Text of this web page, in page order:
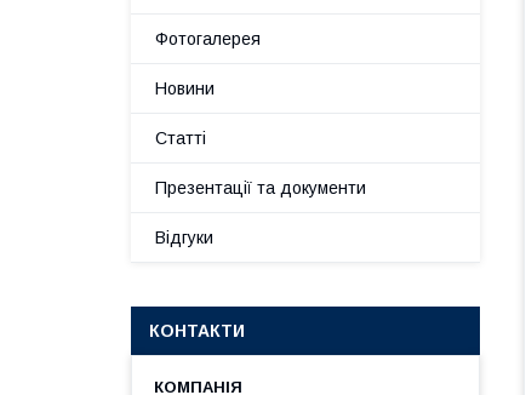
Фотогалерея
Новини
Статті
Презентації та документи
Відгуки
КОНТАКТИ